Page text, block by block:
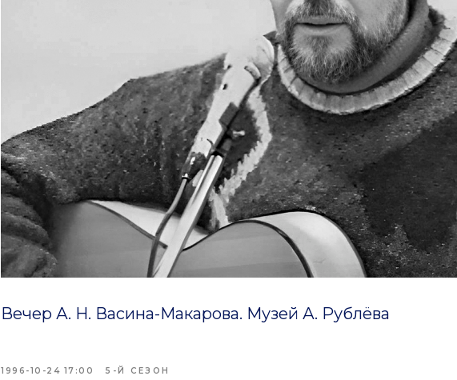
Вечер А. Н. Васина-Макарова. Музей А. Рублёва
1996-10-24 17:00 5-Й СЕЗОН